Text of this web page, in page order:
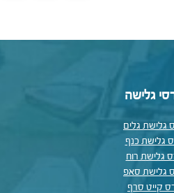
גלישה
גלישת גלים
גלישת כנף
גלישת רוח
גלישת סאפ
קייט סרף